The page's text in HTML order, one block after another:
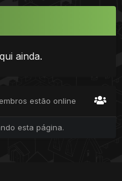
ainda.
estão online
esta página.